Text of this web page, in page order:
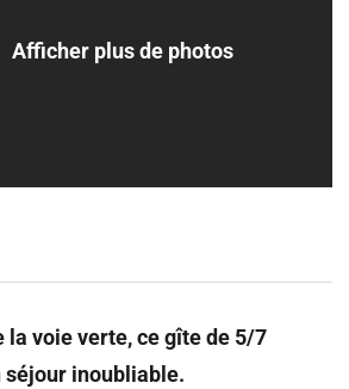
Afficher plus de photos
voie verte, ce gîte de 5/7
inoubliable.